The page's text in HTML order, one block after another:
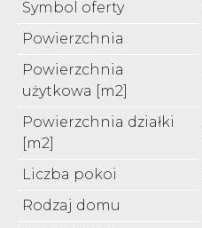
Symbol oferty
Powierzchnia
Powierzchnia
użytkowa [m2]
Powierzchnia działki
[m2]
Liczba pokoi
Rodzaj domu